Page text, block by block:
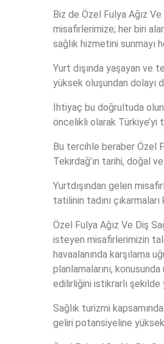
Biz de Özel Fulya Ağız
misafirlerimize; her biri
sağlık hizmetini sunmayı
Yurt dışında yaşayan ve
yüksek oluşundan dolayı
İhtiyaç bu doğrultuda
öncelikli olarak
Bu tercihle beraber Özel
Tekirdağ’ın tarihi, doğal
Yurtdışından gelen
tatilinin tadını
Özel Fulya Ağız Ve Diş
isteyen misafirlerimizin
havaalanında karşılama
planlamalarını,
edilirliğini istikrarlı
Sağlık turizmi
geliri potansiyeline